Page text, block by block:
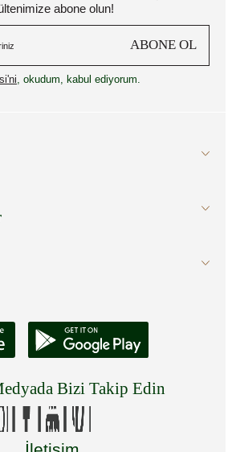
abone olun!
ABONE OL
, okudum, kabul ediyorum.
Bizi Takip Edin